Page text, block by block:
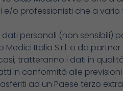
o professionisti che a
dati personali (non
Medici Italia S.r.l. o da
tratteranno i dati in
in conformità alle previsioni
ad un Paese terzo